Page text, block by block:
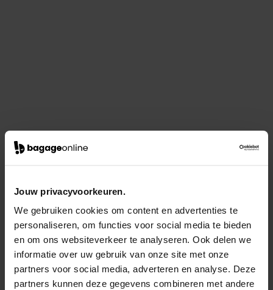
Jouw privacyvoorkeuren.
We gebruiken cookies om content en advertenties te
personaliseren, om functies voor social media te bieden
en om ons websiteverkeer te analyseren. Ook delen we
informatie over uw gebruik van onze site met onze
partners voor social media, adverteren en analyse. Deze
partners kunnen deze gegevens combineren met andere